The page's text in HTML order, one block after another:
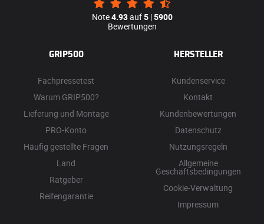
Note4.93auf5|5900
Bewertungen
GRIP500
Fachpressetest
Warum GRIP500?
Lieferung und Montage
PRO-Konto
Häufig gestellte Fragen
Land
Ratgeber
Reifengarantie
HERSTELLER
Kundenservice
Kontakt
Kundenbewertungen
Datenschutz
Nutzungsregeln
Allgemeine
Geschäftsbedingungen
Cookie-Verwaltung
Impressum